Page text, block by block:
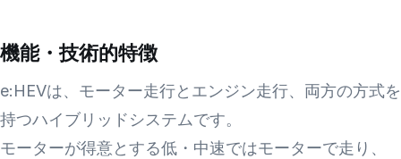
機能・技術的特徴
e:HEVは、モーター走行とエンジン走行、両方の方式を
持つハイブリッドシステムです。
モーターが得意とする低・中速ではモーターで走り、